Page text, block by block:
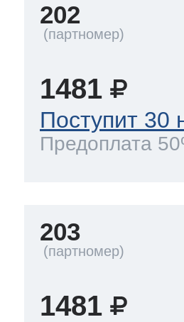
202
1481
Поступит 30
Предоплата
203
1481